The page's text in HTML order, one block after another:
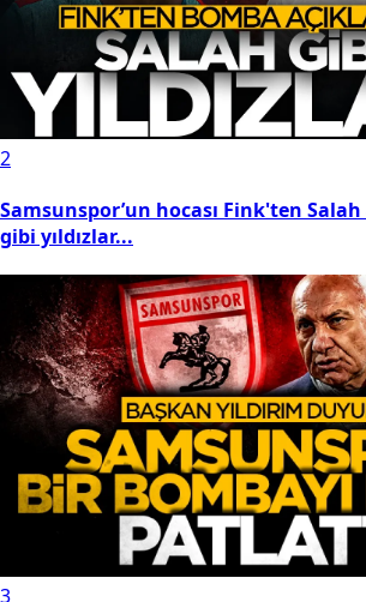
2
Samsunspor’un hocası Fink'ten
gibi yıldızlar...
3